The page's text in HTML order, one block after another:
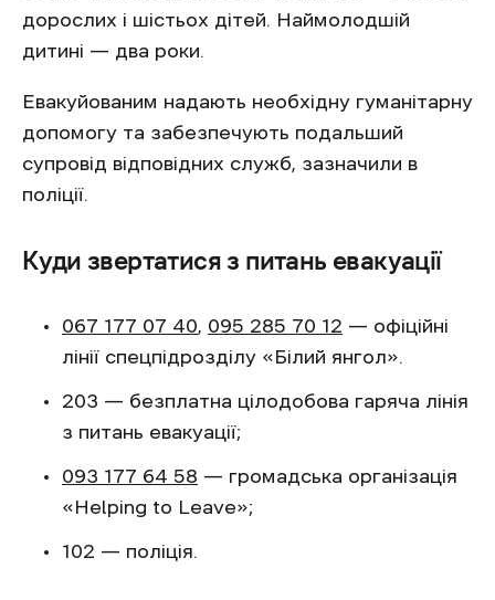
дорослих і шістьох дітей. Наймолодшій
дитині — два роки.
Евакуйованим надають необхідну гуманітарну
допомогу та забезпечують подальший
супровід відповідних служб, зазначили в
поліції.
Куди звертатися з питань евакуації
067 177 07 40, 095 285 70 12 — офіційні
лінії спецпідрозділу «Білий янгол».
203 — безплатна цілодобова гаряча лінія
з питань евакуації;
093 177 64 58 — громадська організація
«Helping to Leave»;
102 — поліція.